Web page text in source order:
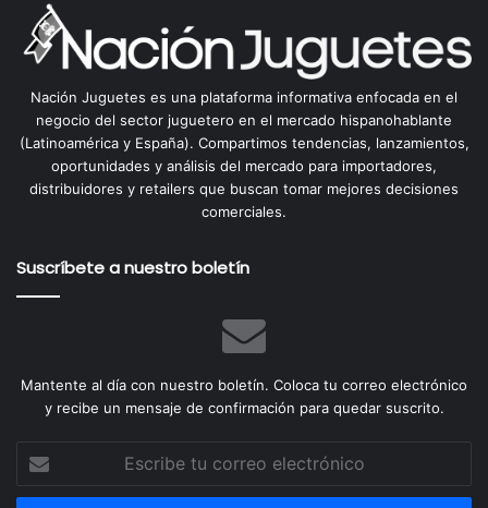
Nación Juguetes es una plataforma informativa enfocada en el
negocio del sector juguetero en el mercado hispanohablante
(Latinoamérica y España). Compartimos tendencias, lanzamientos,
oportunidades y análisis del mercado para importadores,
distribuidores y retailers que buscan tomar mejores decisiones
comerciales.
Suscríbete a nuestro boletín
Mantente al día con nuestro boletín. Coloca tu correo electrónico
y recibe un mensaje de confirmación para quedar suscrito.
tu
correo